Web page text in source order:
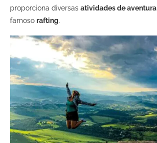
proporciona diversas atividades de aventura
famoso rafting.